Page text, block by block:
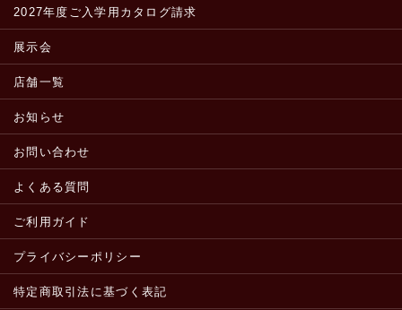
2027年度ご入学用カタログ請求
展示会
店舗一覧
お知らせ
お問い合わせ
よくある質問
ご利用ガイド
プライバシーポリシー
特定商取引法に基づく表記